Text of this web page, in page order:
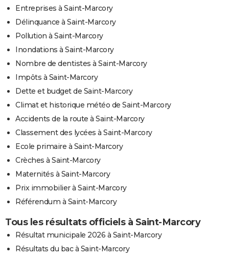
Entreprises à Saint-Marcory
Délinquance à Saint-Marcory
Pollution à Saint-Marcory
Inondations à Saint-Marcory
Nombre de dentistes à Saint-Marcory
Impôts à Saint-Marcory
Dette et budget de Saint-Marcory
Climat et historique météo de Saint-Marcory
Accidents de la route à Saint-Marcory
Classement des lycées à Saint-Marcory
Ecole primaire à Saint-Marcory
Crèches à Saint-Marcory
Maternités à Saint-Marcory
Prix immobilier à Saint-Marcory
Référendum à Saint-Marcory
Tous les résultats officiels à Saint-Marcory
Résultat municipale 2026 à Saint-Marcory
Résultats du bac à Saint-Marcory